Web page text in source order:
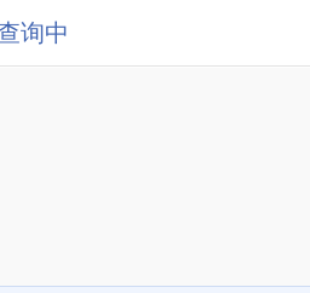
询中